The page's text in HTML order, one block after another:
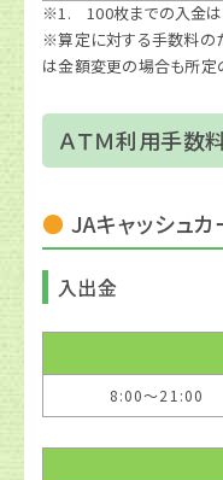
※1. 100枚までの入金は
※算定に対する手数料の
は金額変更の場合も所定
ＡＴＭ利用手数
JAキャッシュカ
入出金
8:00〜21:00